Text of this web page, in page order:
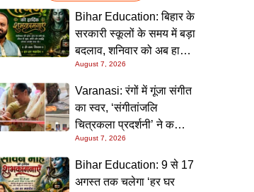
Bihar Education: बिहार के
सरकारी स्कूलों के समय में बड़ा
बदलाव, शनिवार को अब हाफ
डे रहेगा विद्यालय
August 7, 2026
Varanasi: रंगों में गूंजा संगीत
का स्वर, ‘संगीतांजलि
चित्रकला प्रदर्शनी’ ने कला
प्रेमियों को किया मंत्रमुग्ध
August 7, 2026
Bihar Education: 9 से 17
अगस्त तक चलेगा ‘हर घर